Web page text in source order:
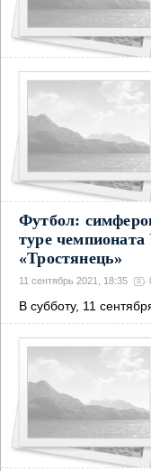
Футбол:
туре
«Тростянець»
11 сентябрь 2021, 18:35
В субботу, 11